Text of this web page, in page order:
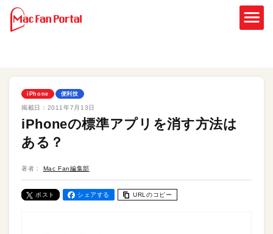
iPhone 便利技
掲載日： 2011年7月13日
iPhoneの標準アプリを消す方法は
ある？
著者： Mac Fan編集部
ポスト シェアする URLのコピー